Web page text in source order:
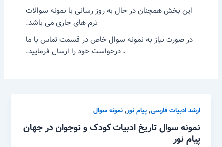
این بخش همچنان در حال به روز رسانی با نمونه سوالات
ترم های جاری می باشد.
در صورت نیاز به نمونه سوال خاص در قسمت تماس با ما
، درخواست خود را ارسال فرمایید.
ارشد ادبیات فارسی,پیام نور,نمونه سوال
نمونه سوال تاریخ ادبیات کودک و نوجوان در جهان
پیام نور